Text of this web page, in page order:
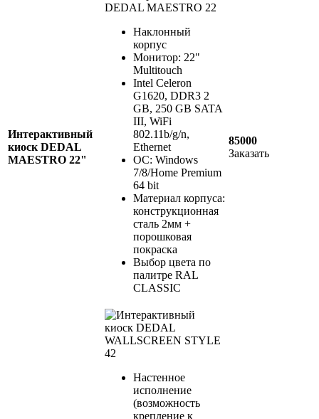
Интерактивный
киоск DEDAL
MAESTRO 22"
Наклонный
корпус
Монитор: 22"
Multitouch
Intel Celeron
G1620, DDR3 2
GB, 250 GB SATA
III, WiFi
802.11b/g/n,
Ethernet
ОС: Windows
7/8/Home Premium
64 bit
Материал корпуса:
конструкционная
сталь 2мм +
порошковая
покраска
Выбор цвета по
палитре RAL
CLASSIC
85000
Заказать
Настенное
исполнение
(возможность
крепление к